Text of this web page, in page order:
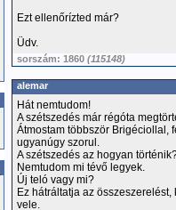
Ezt ellenőrízted már?
Üdv.
sorszám: 1860 (115148)
alemar
Hát nemtudom!
A szétszedés már régóta
Átmostam többször Brigéciollal,
ugyanúgy szorul.
A szétszedés az hogyan
Nemtudom mi tévő legyek.
Új teló vagy mi?
Ez hátráltatja az
vele.